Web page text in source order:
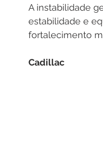
A instabilidade
estabilidade e
fortalecimento
Cadillac